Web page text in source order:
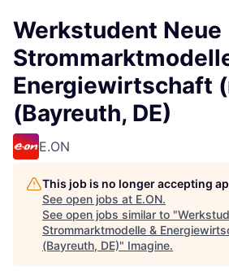
Werkstudent Neue
Energiewirtschaft
(Bayreuth, DE)
E.ON
This job is no longer accepting
See open jobs at E.ON.
See open jobs similar to "
Strommarktmodelle &
(Bayreuth, DE)" Imagine.